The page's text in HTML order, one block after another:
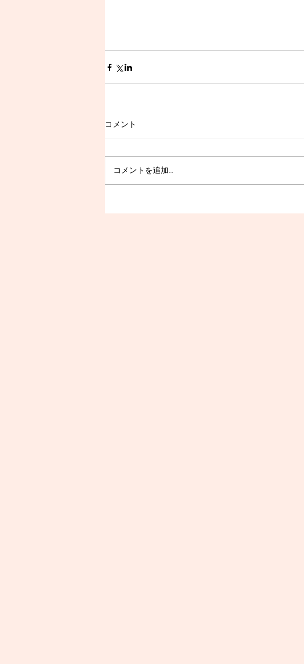
コメント
コメントを追加…